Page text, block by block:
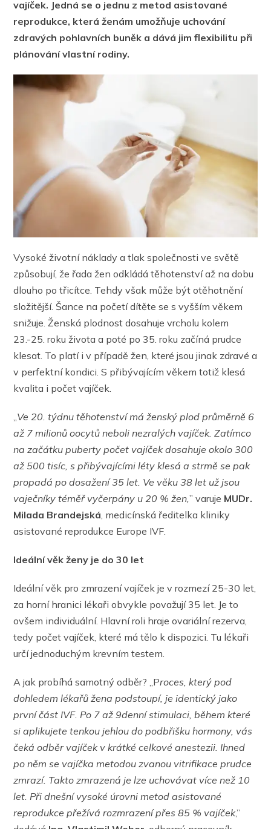
vajíček. Jedná se o jednu z metod asistované
reprodukce, která ženám umožňuje uchování
zdravých pohlavních buněk a dává jim flexibilitu při
plánování vlastní rodiny.
Vysoké životní náklady a tlak společnosti ve světě
způsobují, že řada žen odkládá těhotenství až na dobu
dlouho po třicítce. Tehdy však může být otěhotnění
složitější. Šance na početí dítěte se s vyšším věkem
snižuje. Ženská plodnost dosahuje vrcholu kolem
23.-25. roku života a poté po 35. roku začíná prudce
klesat. To platí i v případě žen, které jsou jinak zdravé a
v perfektní kondici. S přibývajícím věkem totiž klesá
kvalita i počet vajíček.
Ve 20. týdnu těhotenství má ženský plod průměrně 6
až 7 milionů oocytů neboli nezralých vajíček. Zatímco
na začátku puberty počet vajíček dosahuje okolo 300
až 500 tisíc, s přibývajícími léty klesá a strmě se pak
propadá po dosažení 35 let. Ve věku 38 let už jsou
vaječníky téměř vyčerpány u 20 % žen,” varuje MUDr.
Milada Brandejská , medicínská ředitelka kliniky
asistované reprodukce Europe IVF.
Ideální věk ženy je do 30 let
Ideální věk pro zmrazení vajíček je v rozmezí 25-30 let,
za horní hranici lékaři obvykle považují 35 let. Je to
ovšem individuální. Hlavní roli hraje ovariální rezerva,
tedy počet vajíček, které má tělo k dispozici. Tu lékaři
určí jednoduchým krevním testem.
A jak probíhá samotný odběr? „Proces, který pod
dohledem lékařů žena podstoupí, je identický jako
první část IVF. Po 7 až 9denní stimulaci, během které
si aplikujete tenkou jehlou do podbřišku hormony, vás
čeká odběr vajíček v krátké celkové anestezii. Ihned
po něm se vajíčka metodou zvanou vitrifikace prudce
zmrazí. Takto zmrazená je lze uchovávat více než 10
let. Při dnešní vysoké úrovni metod asistované
reprodukce přežívá rozmrazení přes 85 % vajíček,”